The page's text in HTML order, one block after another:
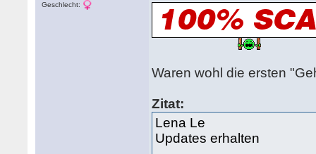
Geschlecht:
Waren wohl die ersten
Zitat:
Lena Le
Updates erhalten